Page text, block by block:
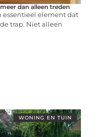
dan alleen treden
essentieel element dat
trap. Niet alleen
WONING EN TUIN